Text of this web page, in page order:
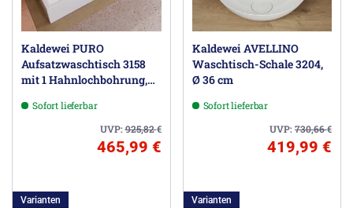
Kaldewei PURO
Aufsatzwaschtisch 3158
mit 1 Hahnlochbohrung,
Sofort lieferbar
UVP:925,82€
465,99 €
Varianten
Kaldewei AVELLINO
Waschtisch-Schale 3204,
Ø 36 cm
Sofort lieferbar
UVP:730,66€
419,99 €
Varianten